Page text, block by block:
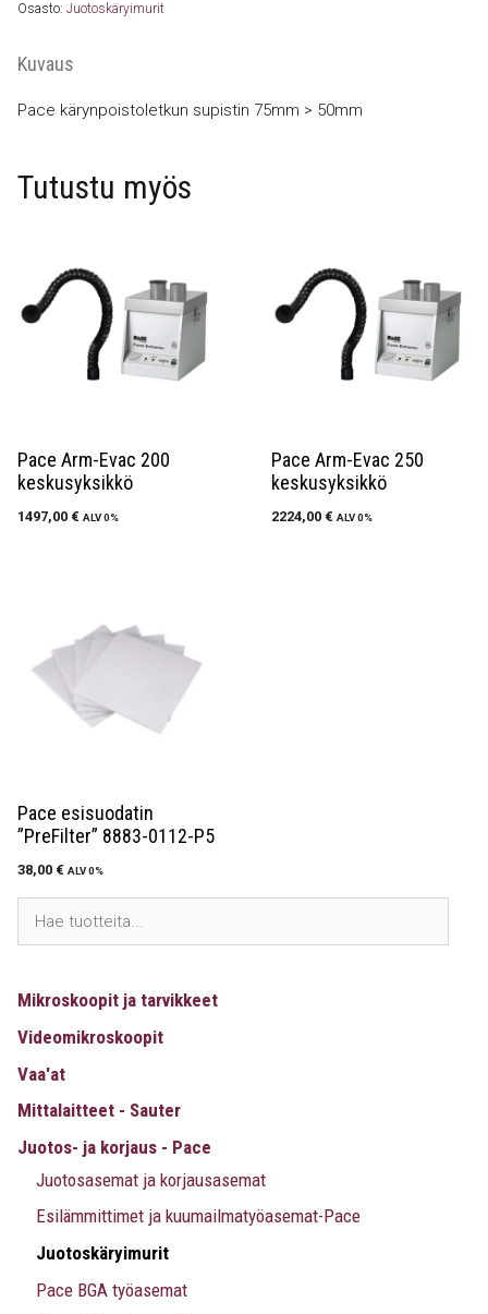
Osasto: Juotoskäryimurit
Kuvaus
Pace kärynpoistoletkun supistin 75mm > 50mm
Tutustu myös
Pace Arm-Evac 200
keskusyksikkö
1497,00 € ALV 0%
Pace Arm-Evac 250
keskusyksikkö
2224,00 € ALV 0%
Pace esisuodatin
”PreFilter” 8883-0112-P5
38,00 € ALV 0%
Mikroskoopit ja tarvikkeet
Videomikroskoopit
Vaa'at
Mittalaitteet - Sauter
Juotos- ja korjaus - Pace
Juotosasemat ja korjausasemat
Esilämmittimet ja kuumailmatyöasemat-Pace
Juotoskäryimurit
Pace BGA työasemat